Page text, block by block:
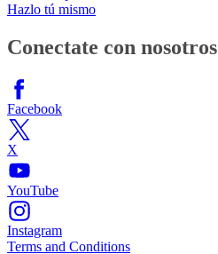
Hazlo tú mismo
Conectate con nosotros
Facebook
X
YouTube
Instagram
Terms and Conditions